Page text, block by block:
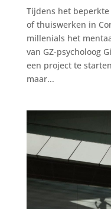
Tijdens het
of thuiswerken in
millenials het
van GZ-psycholoog
een project te
maar...